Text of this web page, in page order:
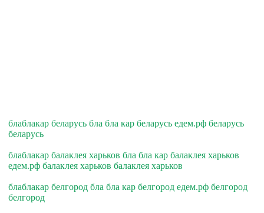
блаблакар беларусь бла бла кар беларусь едем.рф беларусь
беларусь
блаблакар балаклея харьков бла бла кар балаклея харьков
едем.рф балаклея харьков балаклея харьков
блаблакар белгород бла бла кар белгород едем.рф белгород
белгород